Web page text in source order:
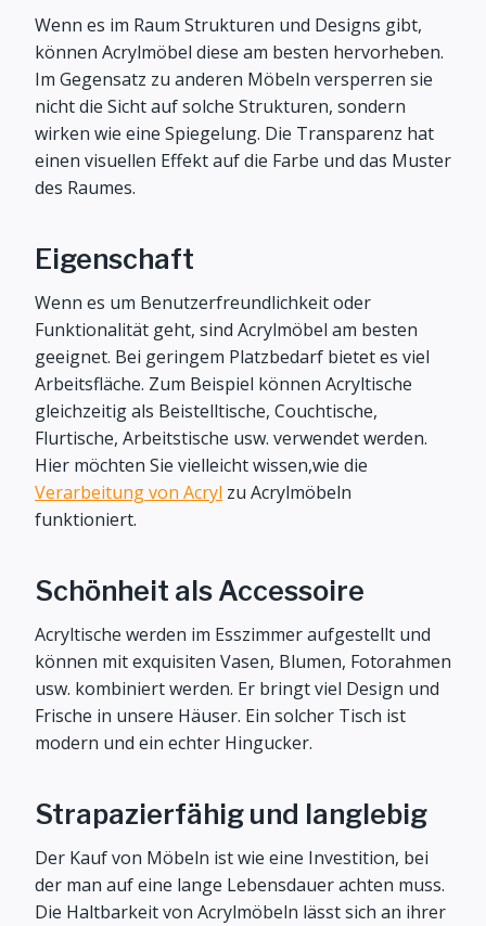
Wenn es im Raum Strukturen und Designs gibt,
können Acrylmöbel diese am besten hervorheben.
Im Gegensatz zu anderen Möbeln versperren sie
nicht die Sicht auf solche Strukturen, sondern
wirken wie eine Spiegelung. Die Transparenz hat
einen visuellen Effekt auf die Farbe und das Muster
des Raumes.
Eigenschaft
Wenn es um Benutzerfreundlichkeit oder
Funktionalität geht, sind Acrylmöbel am besten
geeignet. Bei geringem Platzbedarf bietet es viel
Arbeitsfläche. Zum Beispiel können Acryltische
gleichzeitig als Beistelltische, Couchtische,
Flurtische, Arbeitstische usw. verwendet werden.
Hier möchten Sie vielleicht wissen,wie die
Verarbeitung von Acryl zu Acrylmöbeln
funktioniert.
Schönheit als Accessoire
Acryltische werden im Esszimmer aufgestellt und
können mit exquisiten Vasen, Blumen, Fotorahmen
usw. kombiniert werden. Er bringt viel Design und
Frische in unsere Häuser. Ein solcher Tisch ist
modern und ein echter Hingucker.
Strapazierfähig und langlebig
Der Kauf von Möbeln ist wie eine Investition, bei
der man auf eine lange Lebensdauer achten muss.
Die Haltbarkeit von Acrylmöbeln lässt sich an ihrer